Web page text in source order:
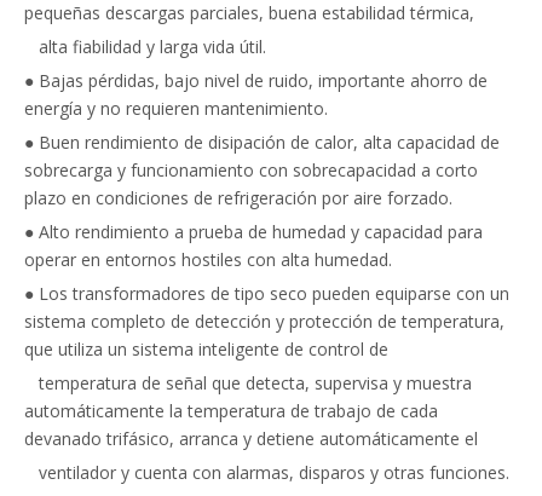
pequeñas descargas parciales, buena estabilidad térmica,
alta fiabilidad y larga vida útil.
● Bajas pérdidas, bajo nivel de ruido, importante ahorro de
energía y no requieren mantenimiento.
● Buen rendimiento de disipación de calor, alta capacidad de
sobrecarga y funcionamiento con sobrecapacidad a corto
plazo en condiciones de refrigeración por aire forzado.
● Alto rendimiento a prueba de humedad y capacidad para
operar en entornos hostiles con alta humedad.
● Los transformadores de tipo seco pueden equiparse con un
sistema completo de detección y protección de temperatura,
que utiliza un sistema inteligente de control de
temperatura de señal que detecta, supervisa y muestra
automáticamente la temperatura de trabajo de cada
devanado trifásico, arranca y detiene automáticamente el
ventilador y cuenta con alarmas, disparos y otras funciones.